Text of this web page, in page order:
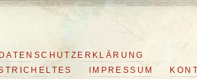
DATENSCHUTZERKLÄRUNG
IMPRESSUM